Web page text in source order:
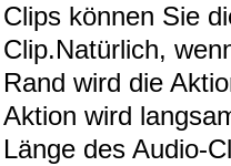
Clips können Sie
Clip.Natürlich,
Rand wird die
Aktion wird
Länge des Audio-